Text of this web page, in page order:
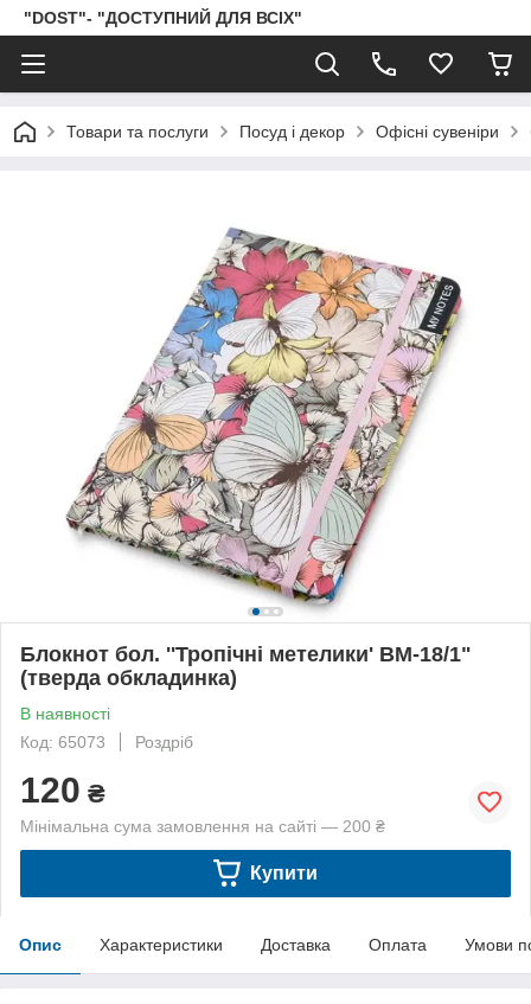
"DOST"- "ДОСТУПНИЙ ДЛЯ ВСІХ"
Товари та послуги Посуд і декор Офісні сувеніри
Блокнот бол. ''Тропічні метелики' BM-18/1"
(тверда обкладинка)
В наявності
Код: 65073
Роздріб
120 ₴
Мінімальна сума замовлення на сайті — 200 ₴
Купити
Опис Характеристики Доставка Оплата Умови